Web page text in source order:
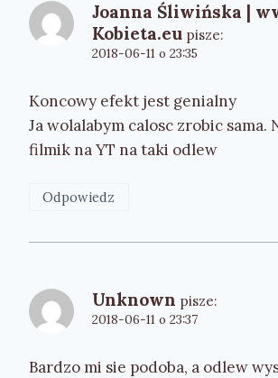
Joanna Śliwińska |
Kobieta.eu pisze:
2018-06-11 o 23:35
Koncowy efekt jest genialny
Ja wolalabym calosc zrobic sama.
filmik na YT na taki odlew
Odpowiedz
Unknown pisze:
2018-06-11 o 23:37
Bardzo mi sie podoba, a odlew